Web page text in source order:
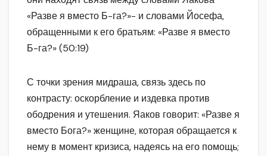
«Разве я вместо Б-га?»- и словами Йосефа,
обращенными к его братьям: «Разве я вместо
Б-га?» (50:19)
С точки зрения мидраша, связь здесь по
контрасту: оскорбление и издевка против
ободрения и утешения. Яаков говорит: «Разве я
вместо Бога?» женщине, которая обращается к
нему в момент кризиса, надеясь на его помощь;